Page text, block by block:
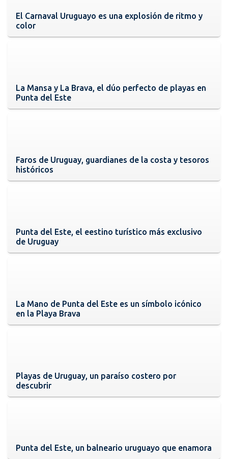
El Carnaval Uruguayo es una explosión de ritmo y
color
La Mansa y La Brava, el dúo perfecto de playas en
Punta del Este
Faros de Uruguay, guardianes de la costa y tesoros
históricos
Punta del Este, el eestino turístico más exclusivo
de Uruguay
La Mano de Punta del Este es un símbolo icónico
en la Playa Brava
Playas de Uruguay, un paraíso costero por
descubrir
Punta del Este, un balneario uruguayo que enamora